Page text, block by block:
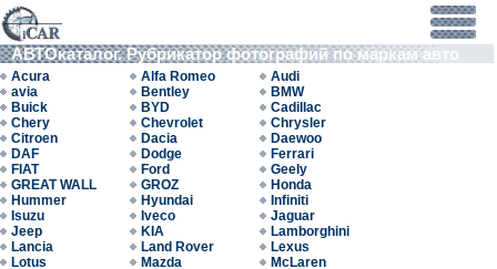
АВТОкаталог. Рубрикатор фотографий по маркам авто
Acura Alfa Romeo
Audi
avia
Bentley
BMW
Buick
BYD
Cadillac
Chery
Chevrolet
Chrysler
Citroen
Dacia
Daewoo
DAF
Dodge
Ferrari
FIAT
Ford
Geely
GREAT WALL
GROZ
Honda
Hummer
Hyundai
Infiniti
Isuzu
Iveco
Jaguar
Jeep
KIA
Lamborghini
Lancia
Land Rover
Lexus
Lotus
Mazda
McLaren